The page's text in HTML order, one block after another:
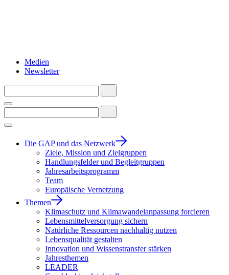
Medien
Newsletter
Die GAP und das Netzwerk
Ziele, Mission und Zielgruppen
Handlungsfelder und Begleitgruppen
Jahresarbeitsprogramm
Team
Europäische Vernetzung
Themen
Klimaschutz und Klimawandelanpassung forcieren
Lebensmittelversorgung sichern
Natürliche Ressourcen nachhaltig nutzen
Lebensqualität gestalten
Innovation und Wissenstransfer stärken
Jahresthemen
LEADER